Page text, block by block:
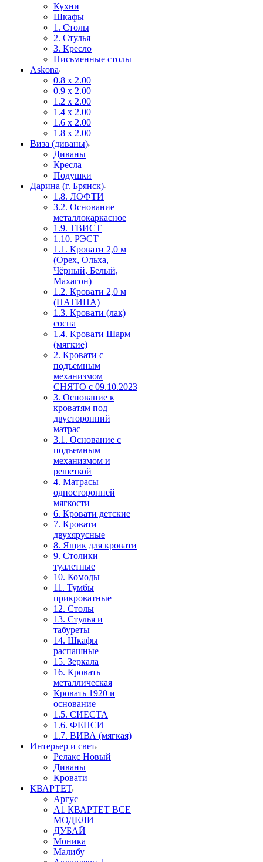
Кухни
Шкафы
1. Столы
2. Стулья
3. Кресло
Письменные столы
Askona
0.8 х 2.00
0.9 х 2.00
1.2 х 2.00
1.4 х 2.00
1.6 х 2.00
1.8 х 2.00
Виза (диваны)
Диваны
Кресла
Подушки
Дарина (г. Брянск)
1.8. ЛОФТИ
3.2. Основание
металлокаркасное
1.9. ТВИСТ
1.10. РЭСТ
1.1. Кровати 2,0 м
(Орех, Ольха,
Чёрный, Белый,
Махагон)
1.2. Кровати 2,0 м
(ПАТИНА)
1.3. Кровати (лак)
сосна
1.4. Кровати Шарм
(мягкие)
2. Кровати с
подъемным
механизмом
СНЯТО с 09.10.2023
3. Основание к
кроватям под
двусторонний
матрас
3.1. Основание с
подъемным
механизмом и
решеткой
4. Матрасы
односторонней
мягкости
6. Кровати детские
7. Кровати
двухярусные
8. Ящик для кровати
9. Столики
туалетные
10. Комоды
11. Тумбы
прикроватные
12. Столы
13. Стулья и
табуреты
14. Шкафы
распашные
15. Зеркала
16. Кровать
металлическая
Кровать 1920 и
основание
1.5. СИЕСТА
1.6. ФЕНСИ
1.7. ВИВА (мягкая)
Интерьер и свет
Релакс Новый
Диваны
Кровати
КВАРТЕТ
Аргус
А1 КВАРТЕТ ВСЕ
МОДЕЛИ
ДУБАЙ
Моника
Малибу